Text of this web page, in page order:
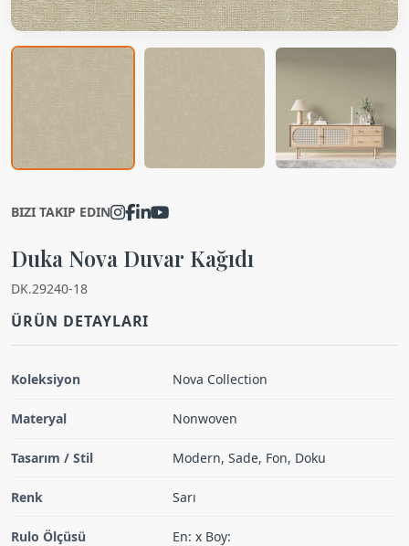
BIZI TAKIP EDIN
Duka Nova Duvar Kağıdı
DK.29240-18
ÜRÜN DETAYLARI
Koleksiyon Nova Collection
Materyal Nonwoven
Tasarım / Stil Modern, Sade, Fon, Doku
Renk Sarı
Rulo Ölçüsü En: x Boy: